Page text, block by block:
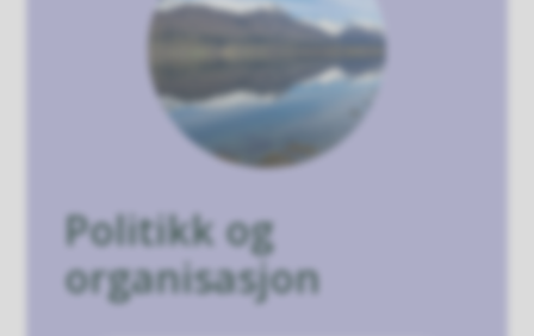
Politikk og
organisasjon